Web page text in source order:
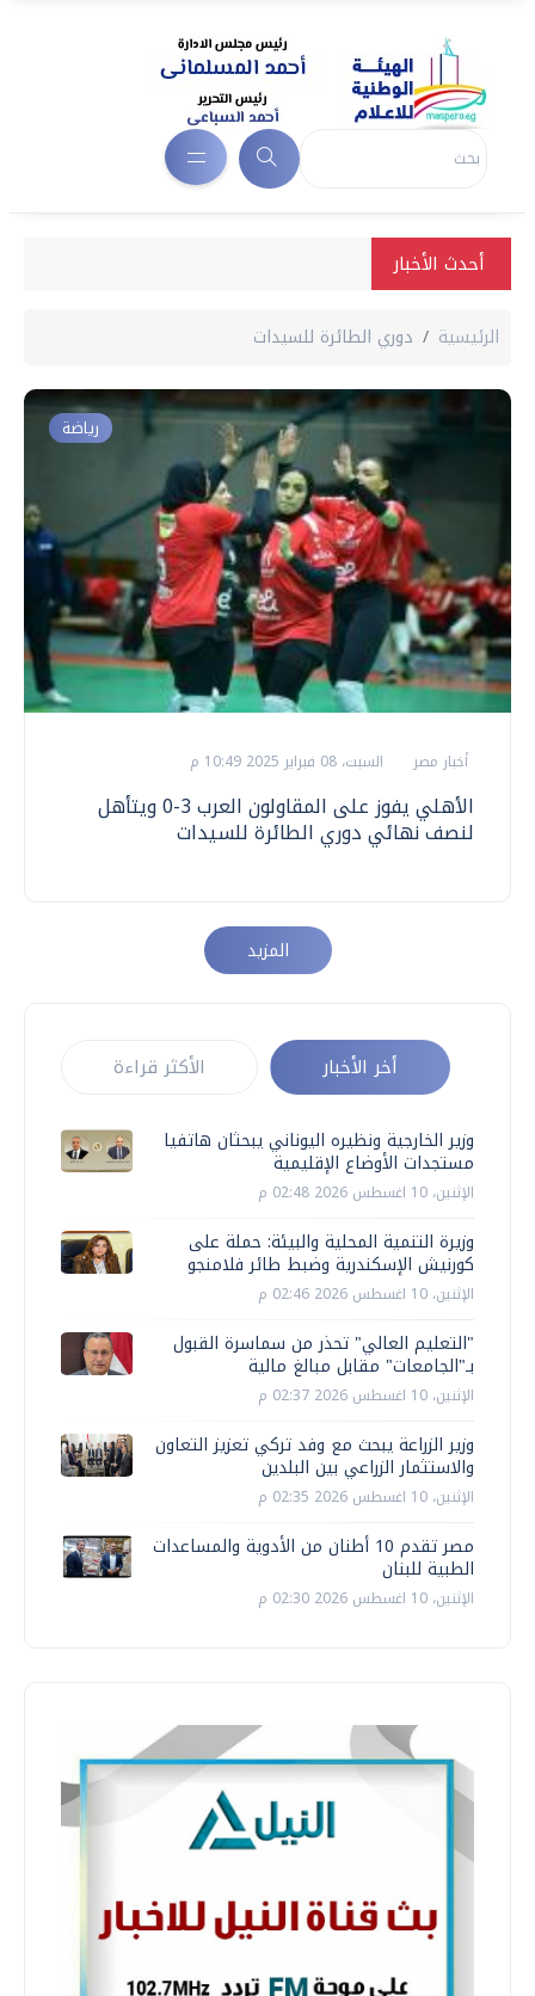
أحدث الأخبار
الرئيسية دوري الطائرة للسيدات
رياضة
أخبار مصر السبت، 08 فبراير 2025 10:49 م
الأهلي يفوز على المقاولون العرب 3-0 ويتأهل
لنصف نهائي دوري الطائرة للسيدات
المزيد
أخر الأخبار الأكثر قراءة
وزير الخارجية ونظيره اليوناني يبحثان هاتفيا
مستجدات الأوضاع الإقليمية
الإثنين، 10 اغسطس 2026 02:48 م
وزيرة التنمية المحلية والبيئة: حملة على
كورنيش الإسكندرية وضبط طائر فلامنجو
الإثنين، 10 اغسطس 2026 02:46 م
"التعليم العالي" تحذر من سماسرة القبول
بـ"الجامعات" مقابل مبالغ مالية
الإثنين، 10 اغسطس 2026 02:37 م
وزير الزراعة يبحث مع وفد تركي تعزيز التعاون
والاستثمار الزراعي بين البلدين
الإثنين، 10 اغسطس 2026 02:35 م
مصر تقدم 10 أطنان من الأدوية والمساعدات
الطبية للبنان
الإثنين، 10 اغسطس 2026 02:30 م